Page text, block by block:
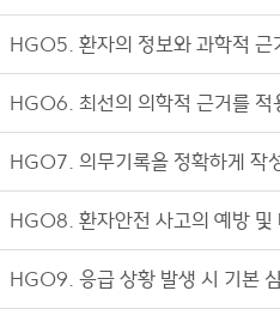
HGO5. 환자의 정보와 과학적 근
HGO6. 최선의 의학적 근거를 적
HGO7. 의무기록을 정확하게 작
HGO8. 환자안전 사고의 예방 및
HGO9. 응급 상황 발생 시 기본